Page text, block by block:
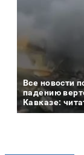
Все новости
падению
Кавказе: